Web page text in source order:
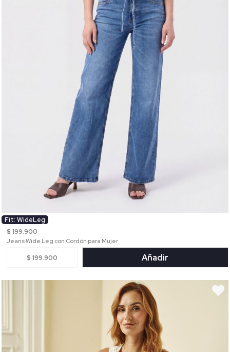
Fit: WideLeg
$ 199.900
Jeans Wide Leg con Cordón para Mujer
$ 199.900 Añadir